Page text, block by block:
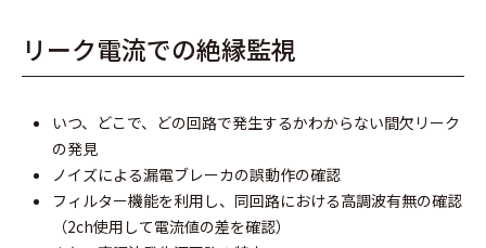
リーク電流での絶縁監視
いつ、どこで、どの回路で発生するかわからない間欠リーク
の発見
ノイズによる漏電ブレーカの誤動作の確認
フィルター機能を利用し、同回路における高調波有無の確認
（2ch使用して電流値の差を確認）